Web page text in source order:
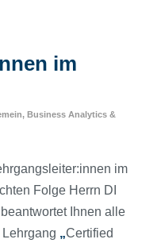
im
, Business Analytics &
im
Folge Herrn DI
Ihnen alle
„Certified